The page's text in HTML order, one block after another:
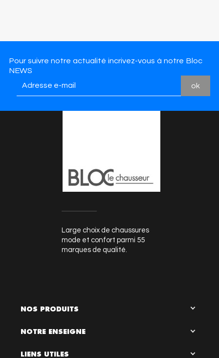
Pour suivre notre actualité incrivez-vous à notre Bloc
NEWS
Large choix de chaussures
mode et confort parmi 55
marques de qualité.
NOS PRODUITS
NOTRE ENSEIGNE
LIENS UTILES